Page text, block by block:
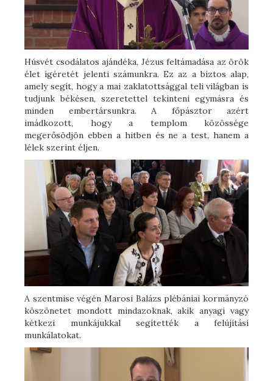
Húsvét csodálatos ajándéka, Jézus feltámadása az örök
élet ígéretét jelenti számunkra. Ez az a biztos alap,
amely segít, hogy a mai zaklatottsággal teli világban is
tudjunk békésen, szeretettel tekinteni egymásra és
minden embertársunkra. A főpásztor azért
imádkozott, hogy a templom közössége
megerősödjön ebben a hitben és ne a test, hanem a
lélek szerint éljen.
A szentmise végén Marosi Balázs plébániai kormányzó
köszönetet mondott mindazoknak, akik anyagi vagy
kétkezi munkájukkal segítették a felújítási
munkálatokat.